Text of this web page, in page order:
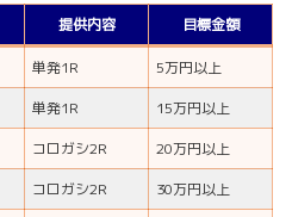
提供内容 目標金額
単発1R
5万円以上
単発1R
15万円以上
コロガシ2R
20万円以上
コロガシ2R
30万円以上